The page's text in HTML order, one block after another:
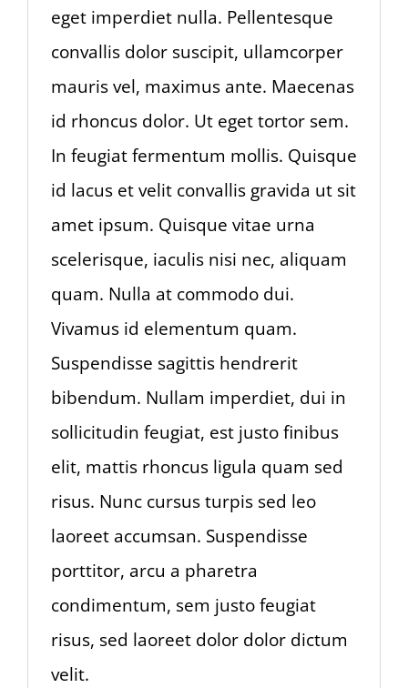
eget imperdiet nulla. Pellentesque
convallis dolor suscipit, ullamcorper
mauris vel, maximus ante. Maecenas
id rhoncus dolor. Ut eget tortor sem.
In feugiat fermentum mollis. Quisque
id lacus et velit convallis gravida ut sit
amet ipsum. Quisque vitae urna
scelerisque, iaculis nisi nec, aliquam
quam. Nulla at commodo dui.
Vivamus id elementum quam.
Suspendisse sagittis hendrerit
bibendum. Nullam imperdiet, dui in
sollicitudin feugiat, est justo finibus
elit, mattis rhoncus ligula quam sed
risus. Nunc cursus turpis sed leo
laoreet accumsan. Suspendisse
porttitor, arcu a pharetra
condimentum, sem justo feugiat
risus, sed laoreet dolor dolor dictum
velit.